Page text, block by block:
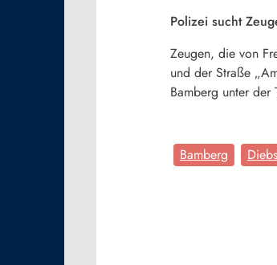
Polizei sucht
Zeugen, die von
und der Straße
Bamberg unter
Bamberg